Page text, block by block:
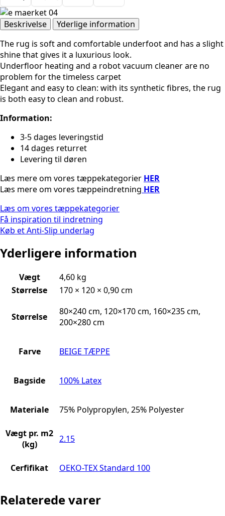
Beskrivelse
Yderlige information
The rug is soft and comfortable underfoot and has a slight
shine that gives it a luxurious look.
Underfloor heating and a robot vacuum cleaner are no
problem for the timeless carpet
Elegant and easy to clean: with its synthetic fibres, the rug
is both easy to clean and robust.
Information:
3-5 dages leveringstid
14 dages returret
Levering til døren
Læs mere om vores tæppekategorier HER
Læs mere om vores tæppeindretning HER
Læs om vores tæppekategorier
Få inspiration til indretning
Køb et Anti-Slip underlag
Yderligere information
Vægt
4,60 kg
Størrelse
170 × 120 × 0,90 cm
Størrelse
80×240 cm, 120×170 cm, 160×235 cm,
200×280 cm
Farve BEIGE TÆPPE
Bagside 100% Latex
Materiale 75% Polypropylen, 25% Polyester
Vægt pr. m2
(kg)
2.15
Cerfifikat OEKO-TEX Standard 100
Relaterede varer